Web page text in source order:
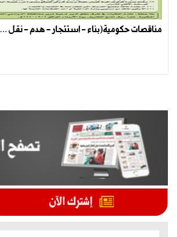
مناقصات حكومية(بناء - استئجار - هدم - نقل ...